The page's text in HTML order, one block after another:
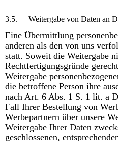
3.5. Weitergabe von Daten an
Eine Übermittlung
anderen als den von uns
statt. Soweit die Weitergabe
Rechtfertigungsgründe
Weitergabe
die betroffene Person ihre
nach Art. 6 Abs. 1 S. 1 lit. a
Fall Ihrer Bestellung von
Werbepartnern über unsere
Weitergabe Ihrer Daten
geschlossenen,